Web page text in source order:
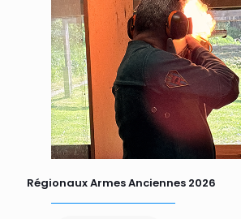
Régionaux Armes Anciennes 2026